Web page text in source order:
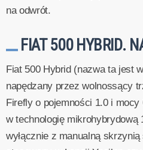
na odwrót.
FIAT 500 HYBRID.
Fiat 500 Hybrid (nazwa ta jest
napędzany przez wolnossący
Firefly o pojemności 1.0 i
w technologię mikrohybrydową
wyłącznie z manualną